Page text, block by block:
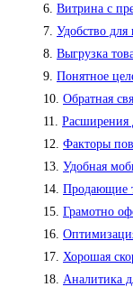
Витрина с
Удобство для
Выгрузка
Понятное
Обратная
Расширения
Факторы
Удобная
Продающие
Грамотно
Хорошая
Аналитика